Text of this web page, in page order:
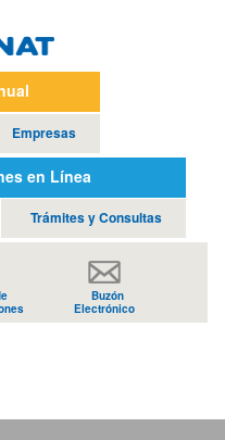
Empresas
en Línea
Trámites y Consultas
Buzón
Electrónico